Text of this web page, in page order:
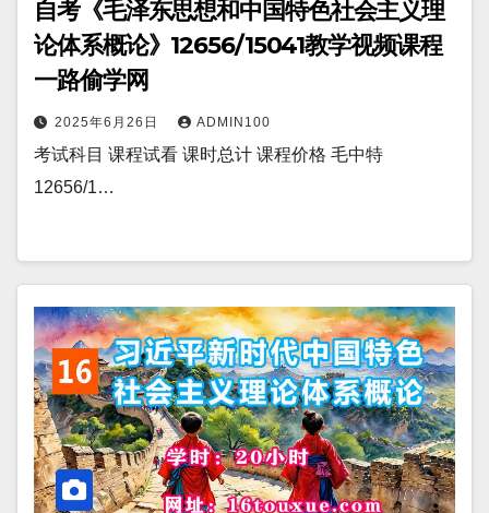
自考《毛泽东思想和中国特色社会主义理
论体系概论》12656/15041教学视频课程
一路偷学网
2025年6月26日 ADMIN100
考试科目 课程试看 课时总计 课程价格 毛中特
12656/1…